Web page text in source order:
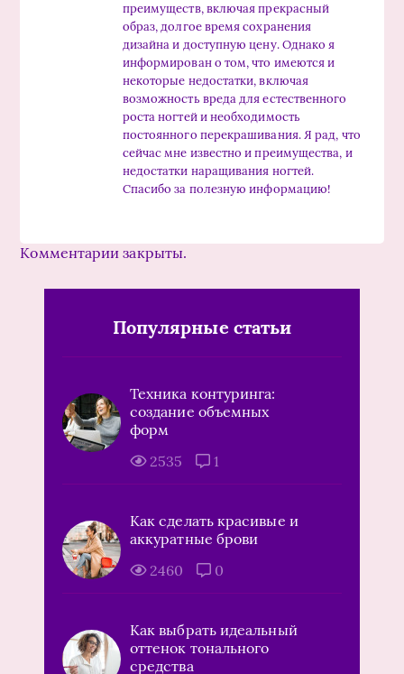
преимуществ, включая прекрасный
образ, долгое время сохранения
дизайна и доступную цену. Однако я
информирован о том, что имеются и
некоторые недостатки, включая
возможность вреда для естественного
роста ногтей и необходимость
постоянного перекрашивания. Я рад, что
сейчас мне известно и преимущества, и
недостатки наращивания ногтей.
Спасибо за полезную информацию!
Комментарии закрыты.
Популярные статьи
Техника контуринга:
создание объемных
форм
2535
1
Как сделать красивые и
аккуратные брови
2460
0
Как выбрать идеальный
оттенок тонального
средства